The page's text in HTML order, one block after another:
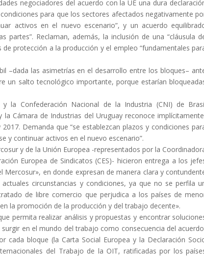
negociadores del acuerdo con la UE una dura
para que los sectores afectados negativamente
activos en el nuevo escenario”, y un acuerdo
Reclaman, además, la inclusión de una “cláusula
protección a la producción y el empleo “fundamentales
–dada las asimetrías en el desarrollo entre los bloques–
un salto tecnológico importante, porque estarían
la Confederación Nacional de la Industria (CNI) de
Cámara de Industrias del Uruguay reconoce
Demanda que “se establezcan plazos y condiciones
y continuar activos en el nuevo escenario”.
y de la Unión Europea -representados por la
Europea de Sindicatos (CES)- hicieron entrega a los
en donde expresan de manera clara y
circunstancias y condiciones, ya que no se perfila
de libre comercio que perjudica a los países de
la promoción de la producción y del trabajo decente».
permita realizar análisis y propuestas y encontrar
en el mundo del trabajo como consecuencia del
cada bloque (la Carta Social Europea y la Declaración
del Trabajo de la OIT, ratificadas por los